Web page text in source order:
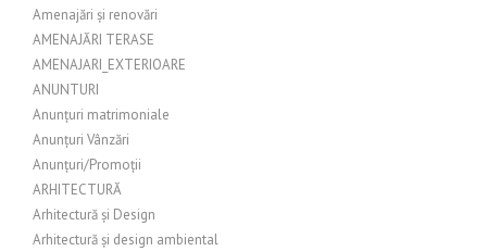
Amenajări și renovări
AMENAJĂRI TERASE
AMENAJARI_EXTERIOARE
ANUNTURI
Anunțuri matrimoniale
Anunțuri Vânzări
Anunțuri/Promoții
ARHITECTURĂ
Arhitectură și Design
Arhitectură și design ambiental